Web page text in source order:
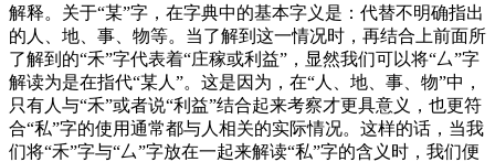
解释。关于“某”字，在字典中的基本字义是：代替不明确指出
的人、地、事、物等。当了解到这一情况时，再结合上前面所
了解到的“禾”字代表着“庄稼或利益”，显然我们可以将“厶”字
解读为是在指代“某人”。这是因为，在“人、地、事、物”中，
只有人与“禾”或者说“利益”结合起来考察才更具意义，也更符
合“私”字的使用通常都与人相关的实际情况。这样的话，当我
们将“禾”字与“厶”字放在一起来解读“私”字的含义时，我们便